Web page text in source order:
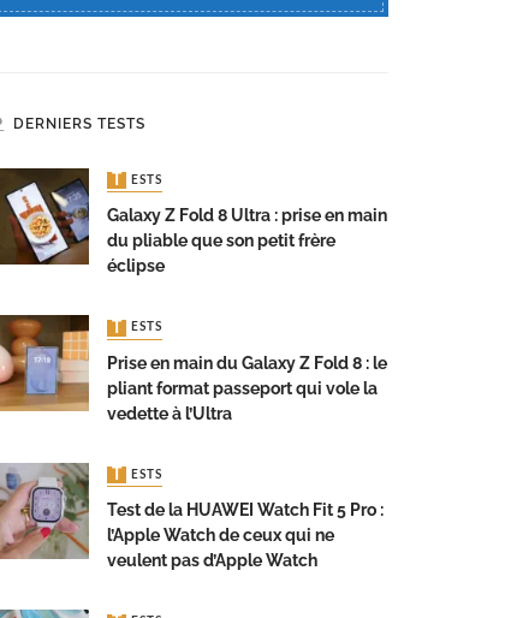
DERNIERS TESTS
TESTS
Galaxy Z Fold 8 Ultra : prise en main
du pliable que son petit frère
éclipse
TESTS
Prise en main du Galaxy Z Fold 8 : le
pliant format passeport qui vole la
vedette à l’Ultra
TESTS
Test de la HUAWEI Watch Fit 5 Pro :
l’Apple Watch de ceux qui ne
veulent pas d’Apple Watch